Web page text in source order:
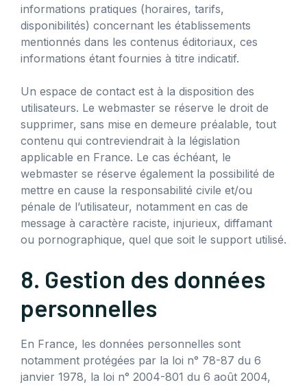
informations pratiques (horaires, tarifs,
disponibilités) concernant les établissements
mentionnés dans les contenus éditoriaux, ces
informations étant fournies à titre indicatif.
Un espace de contact est à la disposition des
utilisateurs. Le webmaster se réserve le droit de
supprimer, sans mise en demeure préalable, tout
contenu qui contreviendrait à la législation
applicable en France. Le cas échéant, le
webmaster se réserve également la possibilité de
mettre en cause la responsabilité civile et/ou
pénale de l’utilisateur, notamment en cas de
message à caractère raciste, injurieux, diffamant
ou pornographique, quel que soit le support utilisé.
8. Gestion des données
personnelles
En France, les données personnelles sont
notamment protégées par la loi n° 78-87 du 6
janvier 1978, la loi n° 2004-801 du 6 août 2004,